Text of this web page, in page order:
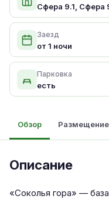
Сфера 9.1, Сфера
Заезд
от 1 ночи
Парковка
есть
Обзор Размещение
Описание
«Соколья гора» —